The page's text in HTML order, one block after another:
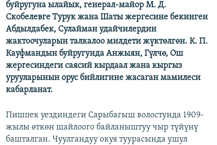
буйругуна ылайык, генерал-майор М. Д.
Скобелевге Турук жана Шаты жергесине бекинген
Абдылдабек, Сулайман удайчилердин
жактоочуларын талкалоо милдети жүктөлгөн. К. П.
Кауфмандын буйругунда Анжыян, Гүлчө, Ош
жергесиндеги саясий кырдаал жана кыргыз
урууларынын орус бийлигине жасаган мамилеси
кабарланат.
Пишпек уездиндеги Сарыбагыш волостунда 1909-
жылы өткөн шайлоого байланыштуу чыр түйүнү
башталган. Чуулгандуу окуя туурасында ушул